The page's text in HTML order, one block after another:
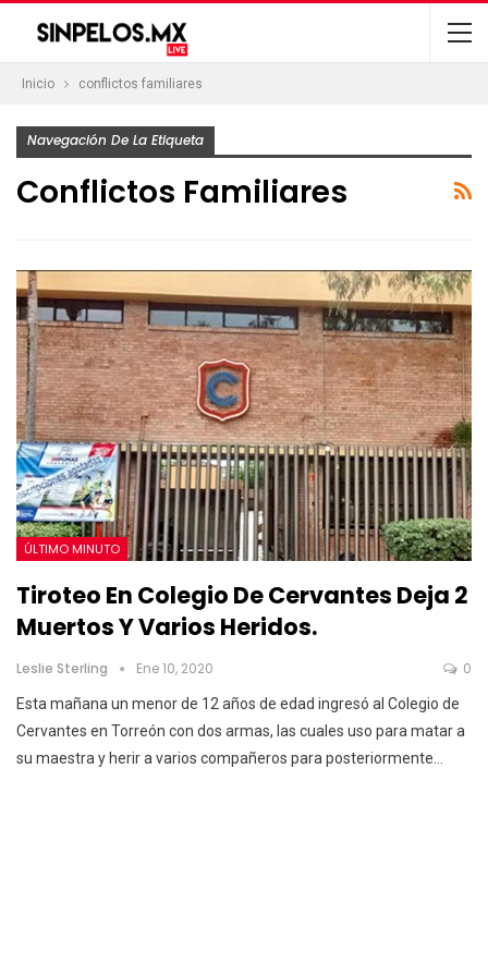
Inicio conflictos familiares
Navegación De La Etiqueta
Conflictos Familiares
ÚLTIMO MINUTO
Tiroteo En Colegio De Cervantes Deja 2
Muertos Y Varios Heridos.
Leslie Sterling Ene 10, 2020 0
Esta mañana un menor de 12 años de edad ingresó al Colegio de
Cervantes en Torreón con dos armas, las cuales uso para matar a
su maestra y herir a varios compañeros para posteriormente